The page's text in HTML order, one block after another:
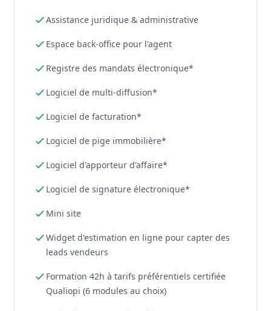
Assistance juridique & administrative
Espace back-office pour l'agent
Registre des mandats électronique*
Logiciel de multi-diffusion*
Logiciel de facturation*
Logiciel de pige immobilière*
Logiciel d'apporteur d'affaire*
Logiciel de signature électronique*
Mini site
Widget d'estimation en ligne pour capter des
leads vendeurs
Formation 42h à tarifs préférentiels certifiée
Qualiopi (6 modules au choix)